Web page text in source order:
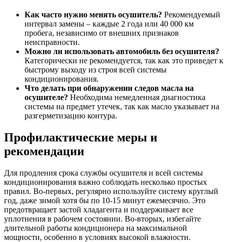
Как часто нужно менять осушитель? Рекомендуемый
интервал замены – каждые 2 года или 40 000 км
пробега, независимо от внешних признаков
неисправности.
Можно ли использовать автомобиль без осушителя?
Категорически не рекомендуется, так как это приведет к
быстрому выходу из строя всей системы
кондиционирования.
Что делать при обнаружении следов масла на
осушителе? Необходима немедленная диагностика
системы на предмет утечек, так как масло указывает на
разгерметизацию контура.
Профилактические меры и
рекомендации
Для продления срока службы осушителя и всей системы
кондиционирования важно соблюдать несколько простых
правил. Во-первых, регулярно используйте систему круглый
год, даже зимой хотя бы по 10-15 минут ежемесячно. Это
предотвращает застой хладагента и поддерживает все
уплотнения в рабочем состоянии. Во-вторых, избегайте
длительной работы кондиционера на максимальной
мощности, особенно в условиях высокой влажности.